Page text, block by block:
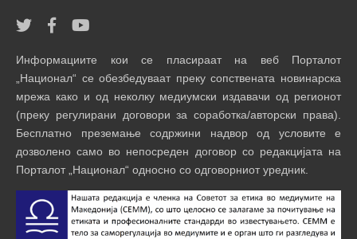
Информациите кои се пласираат на веб Порталот
„Национал“ се обезбедуваат преку сопствената новинарска
мрежа како и од неколку медиумски издавачи од регионот
(преку регулирани договори за соработка/авторски права).
Бесплатно преземање содржини надвор од условите е
дозволено само во непосреден договор со редакцијата на
Порталот „Национал“ односно со одговорниот уредник.